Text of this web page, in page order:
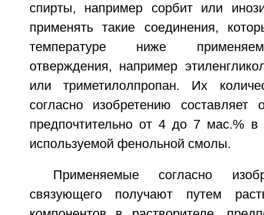
спирты, например сорбит или
применять такие соединения,
температуре ниже
отверждения, например
или триметилолпропан. Их
согласно изобретению
предпочтительно от 4 до 7 мас.% в
используемой фенольной смолы.
Применяемые согласно
связующего получают путем